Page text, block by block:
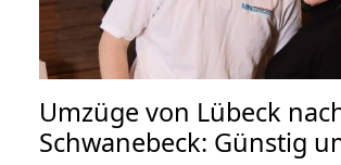
Umzüge von Lübeck
Schwanebeck: Günstig